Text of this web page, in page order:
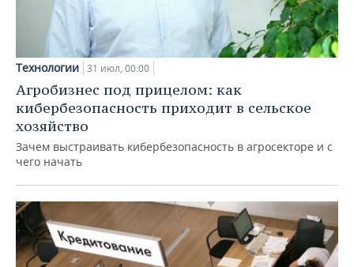
Технологии 31 июл, 00:00
Агробизнес под прицелом: как
кибербезопасность приходит в сельское
хозяйство
Зачем выстраивать кибербезопасность в агросекторе и с
чего начать